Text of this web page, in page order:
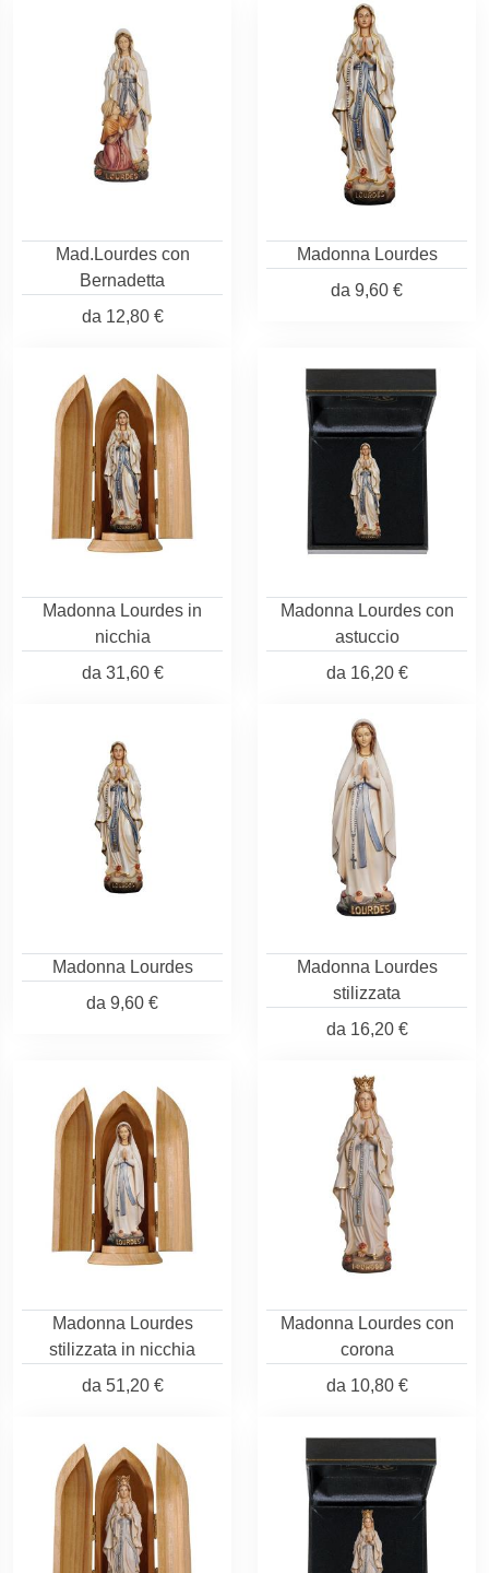
Mad.Lourdes con
Bernadetta
da 12,80 €
Madonna Lourdes
da 9,60 €
Madonna Lourdes in
nicchia
da 31,60 €
Madonna Lourdes con
astuccio
da 16,20 €
Madonna Lourdes
da 9,60 €
Madonna Lourdes
stilizzata
da 16,20 €
Madonna Lourdes
stilizzata in nicchia
da 51,20 €
Madonna Lourdes con
corona
da 10,80 €